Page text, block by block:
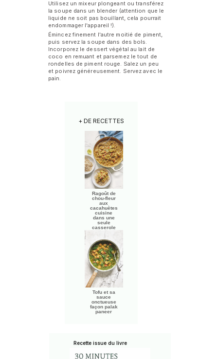
Utilisez un mixeur plongeant ou transférez
la soupe dans un blender (attention que le
liquide ne soit pas bouillant, cela pourrait
endommager l'appareil !).
Émincez finement l'autre moitié de piment,
puis servez la soupe dans des bols.
Incorporez le dessert végétal au lait de
coco en remuant et parsemez le tout de
rondelles de piment rouge. Salez un peu
et poivrez généreusement. Servez avec le
pain.
+ DE RECETTES
Ragoût de
chou-fleur
aux
cacahuètes
cuisine
dans une
seule
casserole
Tofu et sa
sauce
onctueuse
façon palak
paneer
Recette issue du livre